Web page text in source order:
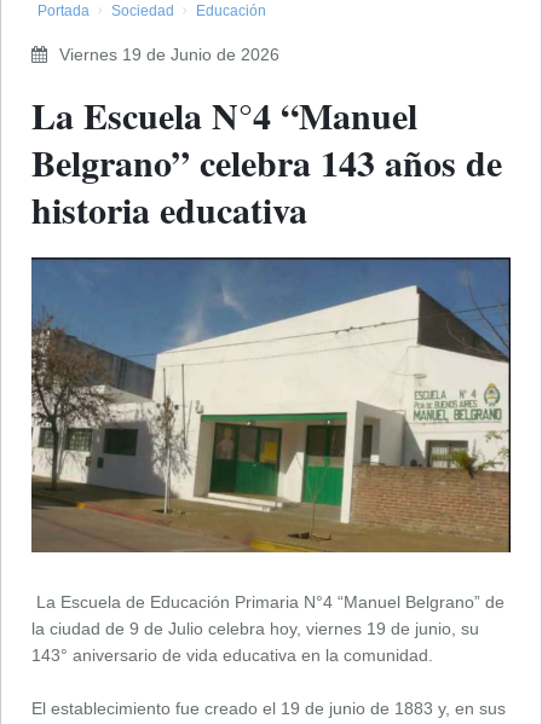
Portada Sociedad Educación
Viernes 19 de Junio de 2026
La Escuela N°4 “Manuel
Belgrano” celebra 143 años de
historia educativa
La Escuela de Educación Primaria N°4 “Manuel Belgrano” de
la ciudad de 9 de Julio celebra hoy, viernes 19 de junio, su
143° aniversario de vida educativa en la comunidad.
El establecimiento fue creado el 19 de junio de 1883 y, en sus